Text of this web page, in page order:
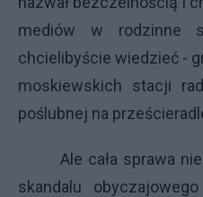
mediów w rodzinne
chcielibyście wiedzieć -
moskiewskich stacji
poślubnej na
Ale cała sprawa
skandalu